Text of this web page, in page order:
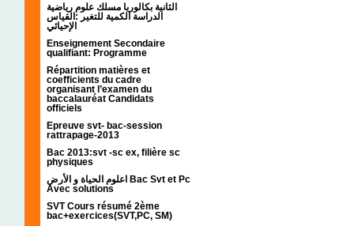
الثانية بكالوريا مسلك علوم رياضية
الدراسة الكمية للتغير :القياس
الإحيائي
Enseignement Secondaire
qualifiant: Programme
Répartition matières et
coefficients du cadre
organisant l’examen du
baccalauréat Candidats
officiels
Epreuve svt- bac-session
rattrapage-2013
Bac 2013:svt -sc ex, filière sc
physiques
اعلوم الحياة و الأرض Bac Svt et Pc
Avec solutions
SVT Cours résumé 2ème
bac+exercices(SVT,PC, SM)